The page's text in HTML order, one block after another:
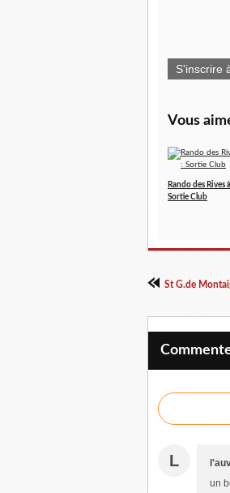
S'inscrire
Vous
Rando des Rives
Sortie Club
St G.de
L
un